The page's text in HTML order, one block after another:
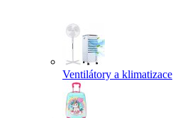
Ventilátory a klimatizace